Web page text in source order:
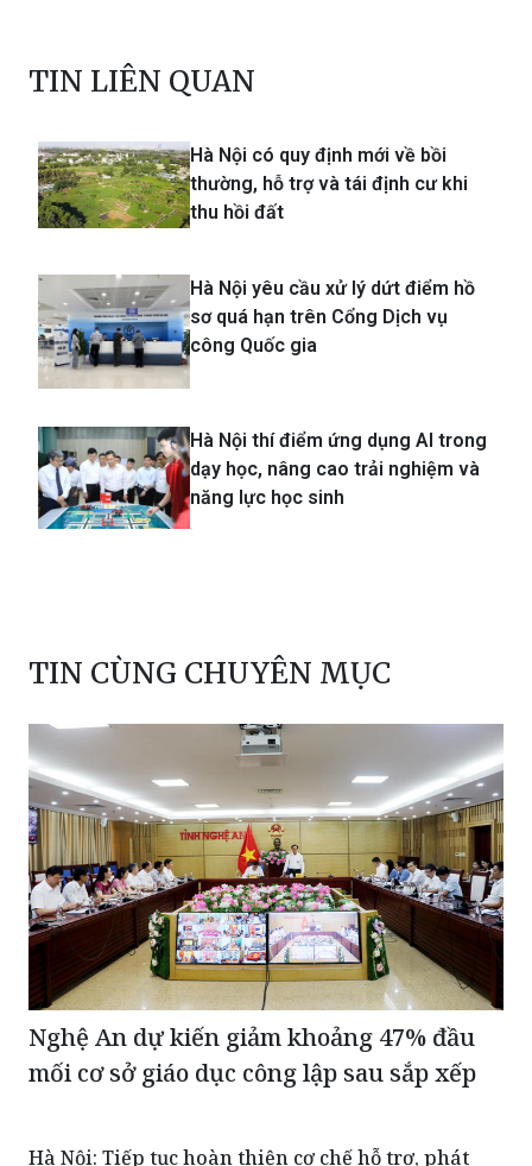
Quy định giá điện
TIN LIÊN QUAN
thu hồi đất
công Quốc gia
TIN CÙNG CHUYÊN MỤC
mối cơ sở giáo dục công lập sau sắp xếp